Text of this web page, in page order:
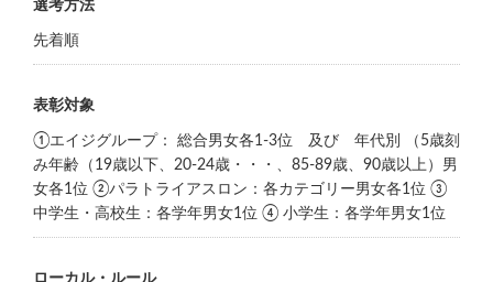
選考方法
先着順
表彰対象
①エイジグループ： 総合男女各1-3位 及び 年代別 （5歳刻
み年齢（19歳以下、20-24歳・・・、85-89歳、90歳以上）男
女各1位 ②パラトライアスロン：各カテゴリー男女各1位 ③
中学生・高校生：各学年男女1位 ④ 小学生：各学年男女1位
ローカル・ルール